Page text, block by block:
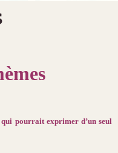
qui pourrait exprimer d’un seul
un clin d’oeil.